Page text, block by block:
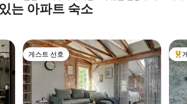
는 아파트 숙소
게스트 선호
게스트 선호 상